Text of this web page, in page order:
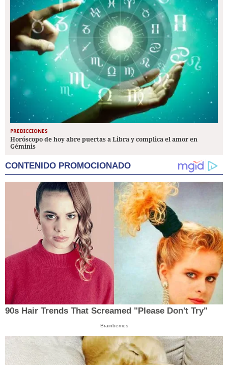
PREDICCIONES
Horóscopo de hoy abre puertas a Libra y complica el amor en
Géminis
CONTENIDO PROMOCIONADO
90s Hair Trends That Screamed "Please Don't Try"
Brainberries